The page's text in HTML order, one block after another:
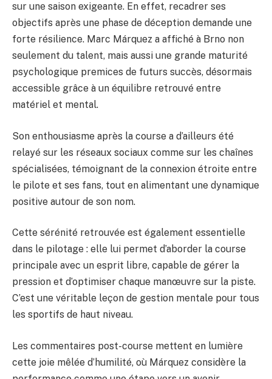
sur une saison exigeante. En effet, recadrer ses
objectifs après une phase de déception demande une
forte résilience. Marc Márquez a affiché à Brno non
seulement du talent, mais aussi une grande maturité
psychologique premices de futurs succès, désormais
accessible grâce à un équilibre retrouvé entre
matériel et mental.
Son enthousiasme après la course a d’ailleurs été
relayé sur les réseaux sociaux comme sur les chaînes
spécialisées, témoignant de la connexion étroite entre
le pilote et ses fans, tout en alimentant une dynamique
positive autour de son nom.
Cette sérénité retrouvée est également essentielle
dans le pilotage : elle lui permet d’aborder la course
principale avec un esprit libre, capable de gérer la
pression et d’optimiser chaque manœuvre sur la piste.
C’est une véritable leçon de gestion mentale pour tous
les sportifs de haut niveau.
Les commentaires post-course mettent en lumière
cette joie mêlée d’humilité, où Márquez considère la